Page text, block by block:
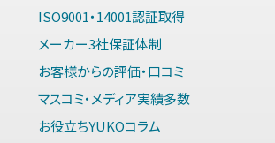
ISO9001・14001認証取得
メーカー3社保証体制
お客様からの評価・口コミ
マスコミ・メディア実績多数
お役立ちYUKOコラム